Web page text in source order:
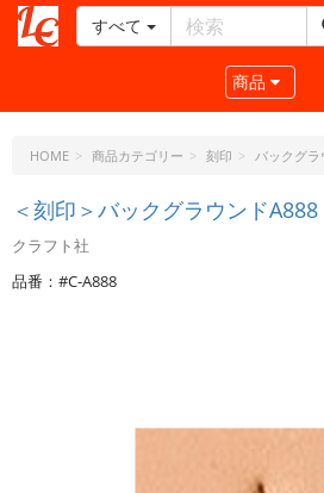
ー
ラ
ト・
ド
ッ
ト・
すべて
Toggle
商品
HOME 商品カテゴリー 刻印 バックグラ
＜刻印＞バックグラウンドA888
クラフト社
品番：#C-A888